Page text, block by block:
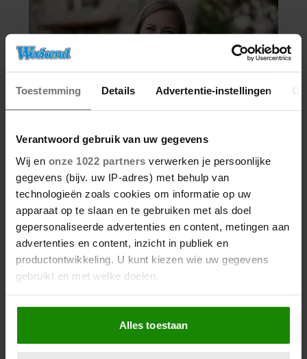
Toestemming Details Advertentie-instellingen
Verantwoord gebruik van uw gegevens
Wij en onze 1022 partners verwerken je persoonlijke
gegevens (bijv. uw IP-adres) met behulp van
technologieën zoals cookies om informatie op uw
apparaat op te slaan en te gebruiken met als doel
gepersonaliseerde advertenties en content, metingen aan
advertenties en content, inzicht in publiek en
productontwikkeling. U kunt kiezen wie uw gegevens
gebruikt en met welke doelen.
Als u het toestaat, willen we ook graag:
Informatie verzamelen over uw geografische
locatie, die tot een paar meter nauwkeurig kan zijn
Alles toestaan